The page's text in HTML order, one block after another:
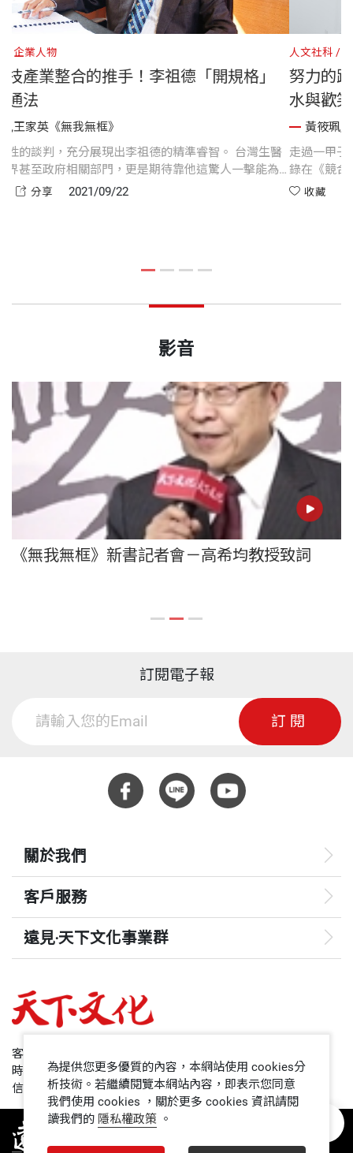
管理思
料整
，從跨院
如何建立
臺灣生技產業整合的推手！李祖德「開
李祖德,王家英《無我無框》
一場戲劇性的談判，充分展現出李祖德的精準睿智。
界、投資界甚至政府相關部門，更是期待靠他這驚人
台灣產業開出新路。
收藏
影音
《無我無框》新書記者會－高希均教授致詞
訂閱電子報
訂閱
關於我們
客戶服務
遠見‧天下文化事業群
哈佛商業評論
領導影響力學院
1號課堂
客服專線：+886 2 2662-0012
時間：週一~週五9:00~12:30;13:30~17:00
信箱：service@cwgv.com.tw
為提供您更多優質的內容，本網站使用 cookies分
析技術。若繼續閱覽本網站內容，即表示您同意
我們使用 cookies ，關於更多 cookies 資訊請閱
讀我們的 隱私權政策 。